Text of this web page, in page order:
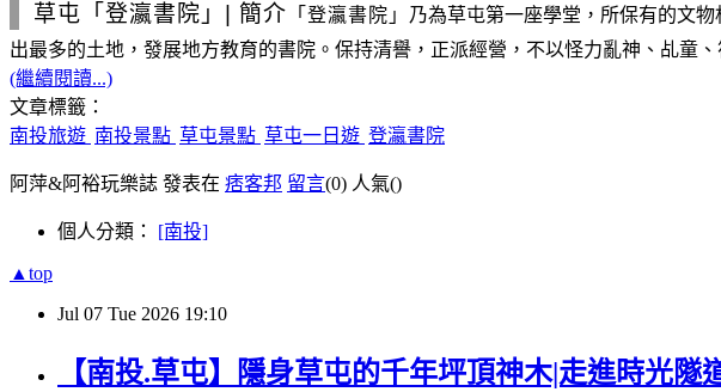
草屯「登瀛書院」 簡介 「登瀛書院」
乃為草屯第一座學堂，所保有的文
出最多的土地，發展地方教育的書院。保持清譽，正派經營，不以怪力亂神、乩童
(繼續閱讀...)
文章標籤：
南投旅遊 南投景點 草屯景點 草屯一日遊 登瀛書院
阿萍&阿裕玩樂誌 發表在 痞客邦 留言(0) 人氣()
個人分類： [南投]
▲top
Jul 07 Tue 2026 19:10
【南投.草屯】隱身草屯的千年坪頂神木|走進時光隧